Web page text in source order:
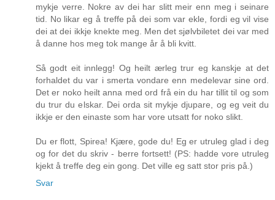
mykje verre. Nokre av dei har slitt meir enn meg i seinare
tid. No likar eg å treffe på dei som var ekle, fordi eg vil vise
dei at dei ikkje knekte meg. Men det sjølvbiletet dei var med
å danne hos meg tok mange år å bli kvitt.
Så godt eit innlegg! Og heilt ærleg trur eg kanskje at det
forhaldet du var i smerta vondare enn medelevar sine ord.
Det er noko heilt anna med ord frå ein du har tillit til og som
du trur du elskar. Dei orda sit mykje djupare, og eg veit du
ikkje er den einaste som har vore utsatt for noko slikt.
Du er flott, Spirea! Kjære, gode du! Eg er utruleg glad i deg
og for det du skriv - berre fortsett! (PS: hadde vore utruleg
kjekt å treffe deg ein gong. Det ville eg satt stor pris på.)
Svar